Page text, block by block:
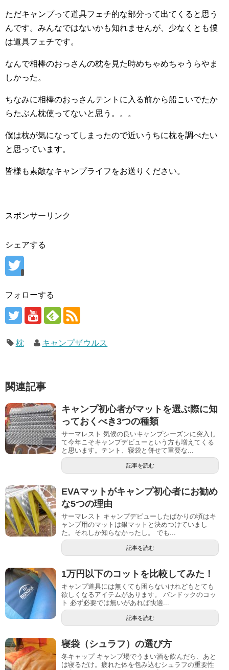
ただキャンプって道具フェチ的な部分って出てくると思う
んです。みんなではないかも知れませんが、少なくとも僕
は道具フェチです。
なんで相棒のおっさんの枕を見た時めちゃめちゃうらやま
しかった。
ちなみに相棒のおっさんテントに入る前から船こいでたか
らたぶん枕使ってないと思う。。。
僕は枕が気になってしまったので近いうちに枕を調べたい
と思っています。
皆様も素敵なキャンプライフをお送りください。
スポンサーリンク
シェアする
フォローする
枕 キャンプザウルス
関連記事
キャンプ初心者がマットを選ぶ際に知
っておくべき3つの種類
サーマレスト 気候の良いキャンプシーズンに突入し
て今年こそキャンプデビューという方も増えてくる
と思います。テント、寝袋と併せて重要な...
記事を読む
EVAマットがキャンプ初心者にお勧め
な5つの理由
サーマレスト キャンプデビューしたばかりの頃はキ
ャンプ用のマットは銀マットと決めつけていまし
た。それしか知らなかったし。 でも...
記事を読む
1万円以下のコットを比較してみた！
キャンプ道具には無くても困らないけれどもとても
欲しくなるアイテムがあります。 バンドックのコッ
ト 必ず必要では無いがあれば快適...
記事を読む
寝袋（シュラフ）の選び方
冬キャップ キャンプ場でうまい酒を飲んだら、あと
は寝るだけ。疲れた体を包み込むシュラフの重要性